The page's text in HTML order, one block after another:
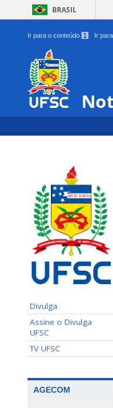
BRASIL
Ir para o conteúdo 1 Ir
Divulga
Assine o Divulga
UFSC
TV UFSC
AGECOM